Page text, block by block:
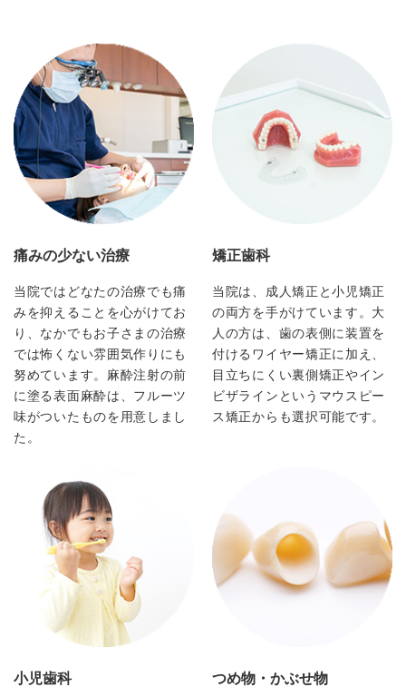
痛みの少ない治療
当院ではどなたの治療でも痛
みを抑えることを心がけてお
り、なかでもお子さまの治療
では怖くない雰囲気作りにも
努めています。麻酔注射の前
に塗る表面麻酔は、フルーツ
味がついたものを用意しまし
た。
矯正歯科
当院は、成人矯正と小児矯正
の両方を手がけています。大
人の方は、歯の表側に装置を
付けるワイヤー矯正に加え、
目立ちにくい裏側矯正やイン
ビザラインというマウスピー
ス矯正からも選択可能です。
小児歯科 つめ物・かぶせ物